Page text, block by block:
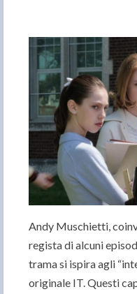
Andy Muschietti,
regista di alcuni
trama si ispira agli
originale IT. Questi